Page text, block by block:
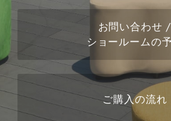
お問い合わせ /
ショールームの
ご購入の流れ